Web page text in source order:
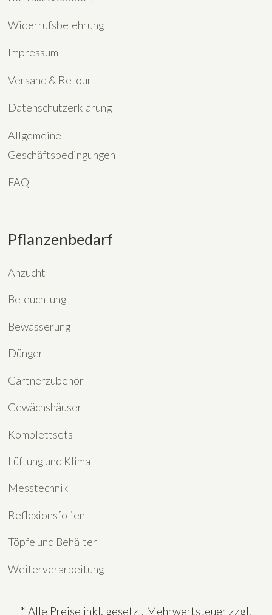
Widerrufsbelehrung
Impressum
Versand & Retour
Datenschutzerklärung
Allgemeine
Geschäftsbedingungen
FAQ
Pflanzenbedarf
Anzucht
Beleuchtung
Bewässerung
Dünger
Gärtnerzubehör
Gewächshäuser
Komplettsets
Lüftung und Klima
Messtechnik
Reflexionsfolien
Töpfe und Behälter
Weiterverarbeitung
* Alle Preise inkl. gesetzl. Mehrwertsteuer zzgl.